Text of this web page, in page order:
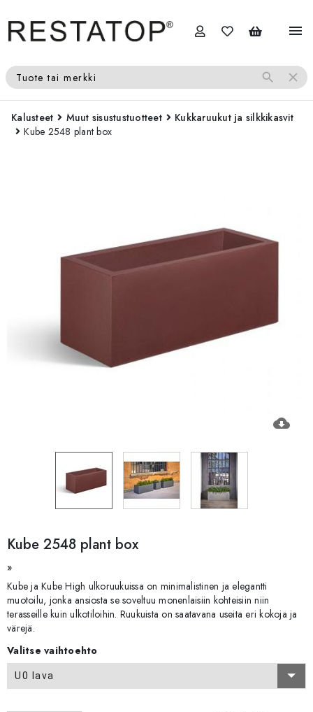
menu
Tuote tai merkki search close
Kalusteet Muut sisustustuotteet
Kukkaruukut ja silkkikasvit
Kube 2548 plant box
cloud_download
Kube 2548 plant box
»
Kube ja Kube High ulkoruukuissa on minimalistinen ja elegantti
muotoilu, jonka ansiosta se soveltuu monenlaisiin kohteisiin niin
terasseille kuin ulkotiloihin. Ruukuista on saatavana useita eri kokoja ja
värejä.
Valitse vaihtoehto
U0 lava